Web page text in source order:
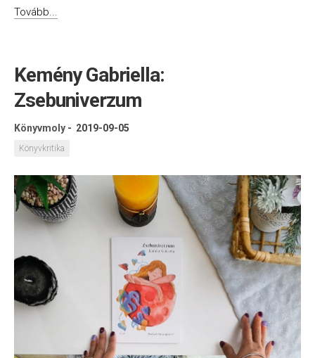
Tovább...
Kemény Gabriella:
Zsebuniverzum
Könyvmoly - 2019-09-05
Könyvkritika